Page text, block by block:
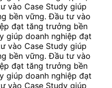
vào Case Study giúp
bền vững. Đầu tư vào
đạt tăng trưởng bền
giúp doanh nghiệp đạt
vào Case Study giúp
bền vững. Đầu tư vào
đạt tăng trưởng bền
giúp doanh nghiệp đạt
vào Case Study giúp